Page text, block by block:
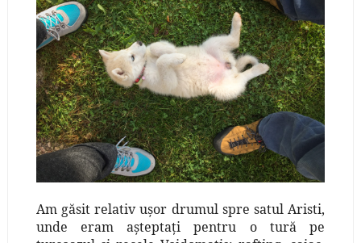
Am găsit relativ uşor drumul spre satul Aristi,
unde eram aşteptaţi pentru o tură pe